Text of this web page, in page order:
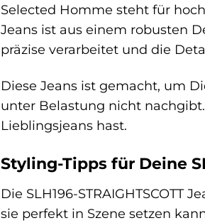
Selected Homme steht für
Jeans ist aus einem robusten
präzise verarbeitet und die
Diese Jeans ist gemacht, um
unter Belastung nicht
Lieblingsjeans hast.
Styling-Tipps für Deine
Die SLH196-
sie perfekt in Szene setzen